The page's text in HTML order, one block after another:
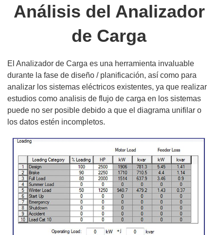
Análisis del Analizador
de Carga
El Analizador de Carga es una herramienta invaluable
durante la fase de diseño / planificación, así como para
analizar los sistemas eléctricos existentes, ya que realizar
estudios como analisis de flujo de carga en los sistemas
puede no ser posible debido a que el diagrama unifilar o
los datos estén incompletos.